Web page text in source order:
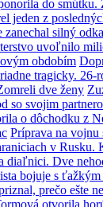
do
jeden z
silný
uvoľnilo
obdobím
tragicky.
dve ženy
so svojim
o dôchodku z
Príprava na
v Rusku.
diaľnici. Dve
bojuje s
prečo ešte
otvorila